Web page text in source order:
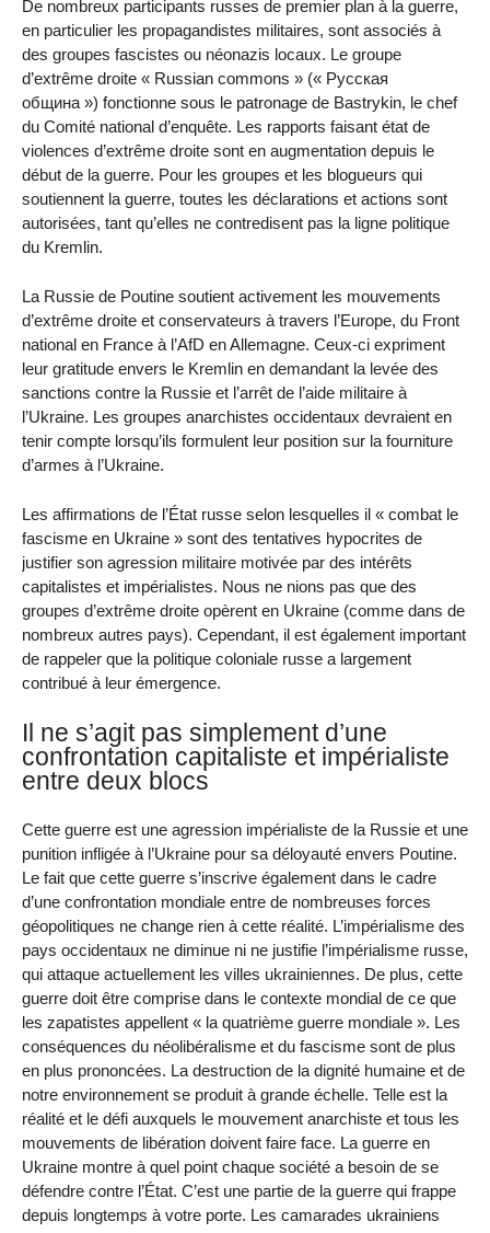
De nombreux participants russes de premier plan à la guerre,
en particulier les propagandistes militaires, sont associés à
des groupes fascistes ou néonazis locaux. Le groupe
d’extrême droite « Russian commons » (« Русская
община ») fonctionne sous le patronage de Bastrykin, le chef
du Comité national d’enquête. Les rapports faisant état de
violences d’extrême droite sont en augmentation depuis le
début de la guerre. Pour les groupes et les blogueurs qui
soutiennent la guerre, toutes les déclarations et actions sont
autorisées, tant qu’elles ne contredisent pas la ligne politique
du Kremlin.
La Russie de Poutine soutient activement les mouvements
d’extrême droite et conservateurs à travers l’Europe, du Front
national en France à l’AfD en Allemagne. Ceux-ci expriment
leur gratitude envers le Kremlin en demandant la levée des
sanctions contre la Russie et l’arrêt de l’aide militaire à
l’Ukraine. Les groupes anarchistes occidentaux devraient en
tenir compte lorsqu’ils formulent leur position sur la fourniture
d’armes à l’Ukraine.
Les affirmations de l’État russe selon lesquelles il « combat le
fascisme en Ukraine » sont des tentatives hypocrites de
justifier son agression militaire motivée par des intérêts
capitalistes et impérialistes. Nous ne nions pas que des
groupes d’extrême droite opèrent en Ukraine (comme dans de
nombreux autres pays). Cependant, il est également important
de rappeler que la politique coloniale russe a largement
contribué à leur émergence.
Il ne s’agit pas simplement d’une
confrontation capitaliste et impérialiste
entre deux blocs
Cette guerre est une agression impérialiste de la Russie et une
punition infligée à l’Ukraine pour sa déloyauté envers Poutine.
Le fait que cette guerre s’inscrive également dans le cadre
d’une confrontation mondiale entre de nombreuses forces
géopolitiques ne change rien à cette réalité. L’impérialisme des
pays occidentaux ne diminue ni ne justifie l’impérialisme russe,
qui attaque actuellement les villes ukrainiennes. De plus, cette
guerre doit être comprise dans le contexte mondial de ce que
les zapatistes appellent « la quatrième guerre mondiale ». Les
conséquences du néolibéralisme et du fascisme sont de plus
en plus prononcées. La destruction de la dignité humaine et de
notre environnement se produit à grande échelle. Telle est la
réalité et le défi auxquels le mouvement anarchiste et tous les
mouvements de libération doivent faire face. La guerre en
Ukraine montre à quel point chaque société a besoin de se
défendre contre l’État. C’est une partie de la guerre qui frappe
depuis longtemps à votre porte. Les camarades ukrainiens